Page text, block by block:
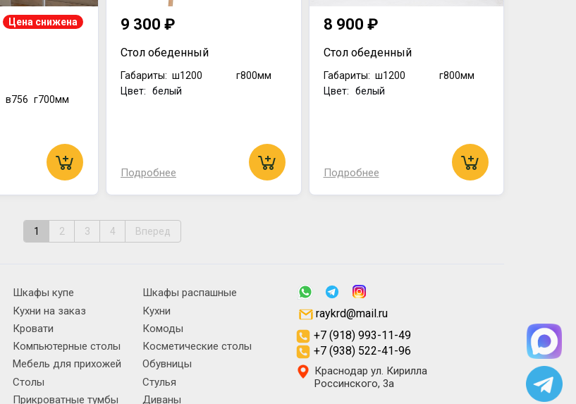
Цена снижена
в756 г700мм
9 300 ₽
Стол обеденный
Габариты: ш1200
г800мм
Цвет: белый
Подробнее
8 900 ₽
Стол обеденный
Габариты: ш1200
г800мм
Цвет: белый
Подробнее
1 2 3 4 Вперед
Краснодар ул. Кирилла
Россинского, 3а
Шкафы купе
Шкафы распашные
Кухни на заказ
Кухни
Кровати
Комоды
Компьютерные столы
Косметические столы
Мебель для прихожей
Обувницы
Столы
Стулья
Прикроватные тумбы Диваны
+7 (918) 993-11-49
+7 (938) 522-41-96
raykrd@mail.ru